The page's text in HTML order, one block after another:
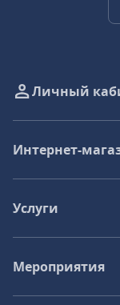
Личный
Интернет-
Услуги
Мероприятия